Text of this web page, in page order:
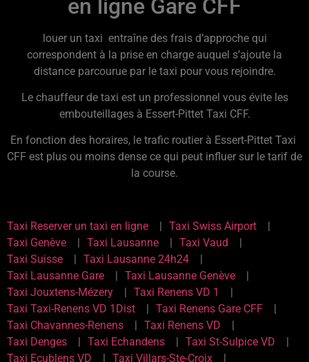
en ligne Gare CFF
louer un taxi entraîne des frais d’approche qui
correspondent à la prise en charge auquel s’ajoute la
distance parcourue par le taxi pour vous rejoindre.
Le chauffeur de taxi est un professionnel vous évite les
embouteillages à Essert-Pittet Taxi CFF.
En fonction des horaires, le trafic routier à Essert-Pittet Taxi
CFF est plus ou moins dense ce qui peut influer sur le tarif de
la course.
Taxi Reserver un taxi en ligne
Taxi Swiss Airport
Taxi Genève
Taxi Lausanne
Taxi Vaud
Taxi Suisse
Taxi Lausanne 24h24
Taxi Lausanne Gare
Taxi Lausanne Genève
Taxi Jouxtens-Mézery
Taxi Renens VD 1
Taxi Taxi-Renens VD 1Dist
Taxi Renens Gare CFF
Taxi Chavannes-Renens
Taxi Renens VD
Taxi Denges
Taxi Echandens
Taxi St-Sulpice VD
Taxi Ecublens VD
Taxi Villars-Ste-Croix